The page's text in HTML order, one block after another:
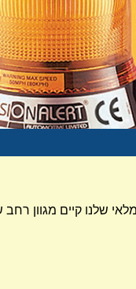
שלנו קיים מגוון